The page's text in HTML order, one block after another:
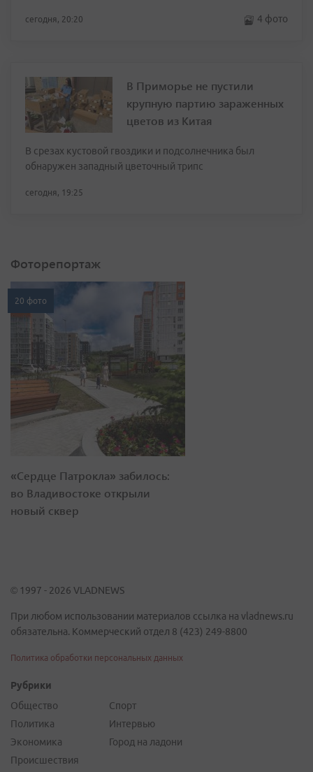
сегодня, 20:20 4 фото
В Приморье не пустили
крупную партию зараженных
цветов из Китая
В срезах кустовой гвоздики и подсолнечника был
обнаружен западный цветочный трипс
сегодня, 19:25
Фоторепортаж
20 фото
«Сердце Патрокла» забилось:
во Владивостоке открыли
новый сквер
© 1997 - 2026 VLADNEWS
При любом использовании материалов ссылка на vladnews.ru
обязательна. Коммерческий отдел 8 (423) 249-8800
Политика обработки персональных данных
Рубрики
Общество
Политика
Экономика
Происшествия
Спорт
Интервью
Город на ладони